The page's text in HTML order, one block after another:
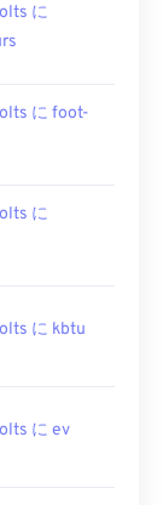
に
に foot-
に
に kbtu
に ev